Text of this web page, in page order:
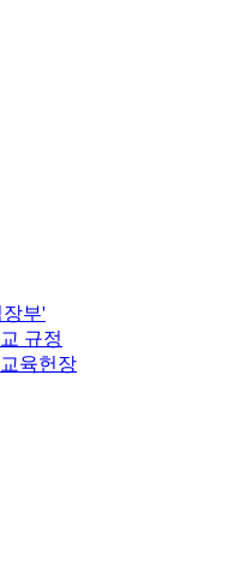
장부'
규정
육헌장